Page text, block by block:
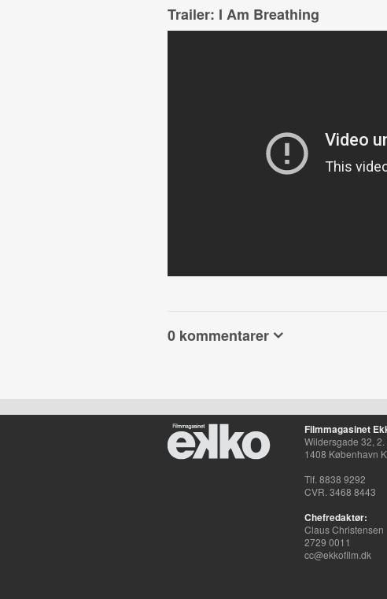
Trailer: I Am Breathing
0 kommentarer
Filmmagasinet
Wildersgade 32, 2.
1408 København K
Tlf. 8838 9292
CVR. 3468 8443
Chefredaktør:
Claus Christensen
2729 0011
cc@ekkofilm.dk